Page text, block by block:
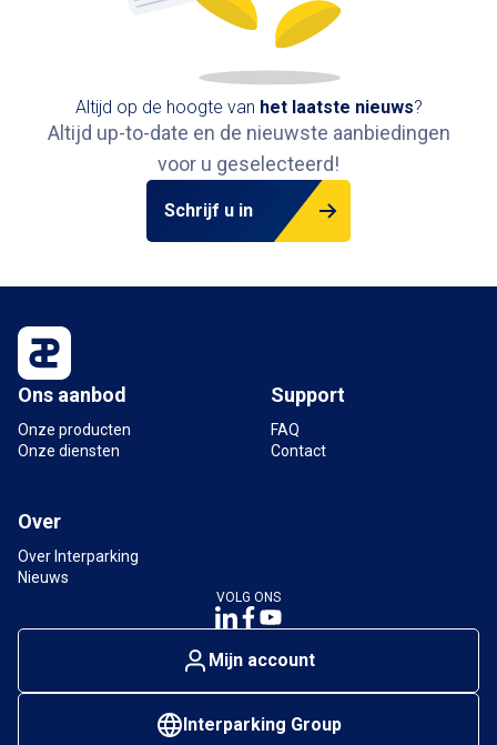
Altijd op de hoogte van het laatste nieuws?
Altijd up-to-date en de nieuwste aanbiedingen
voor u geselecteerd!
Schrijf u in
Ons aanbod
Onze producten
Onze diensten
Support
FAQ
Contact
Over
Over Interparking
Nieuws
VOLG ONS
Mijn account
Interparking Group